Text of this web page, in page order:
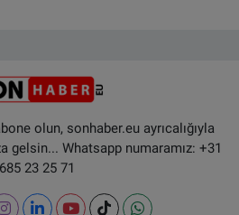
olun, sonhaber.eu ayrıcalığıyla
gelsin... Whatsapp numaramız: +31
685 23 25 71